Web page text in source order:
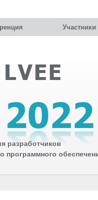
Участники
разработчиков
программного